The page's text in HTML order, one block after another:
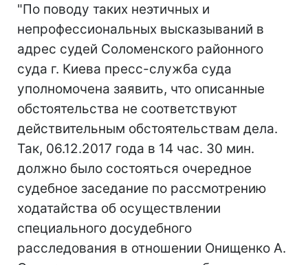
"По поводу таких неэтичных и
непрофессиональных высказываний в
адрес судей Соломенского районного
суда г. Киева пресс-служба суда
уполномочена заявить, что описанные
обстоятельства не соответствуют
действительным обстоятельствам дела.
Так, 06.12.2017 года в 14 час. 30 мин.
должно было состояться очередное
судебное заседание по рассмотрению
ходатайства об осуществлении
специального досудебного
расследования в отношении Онищенко А.